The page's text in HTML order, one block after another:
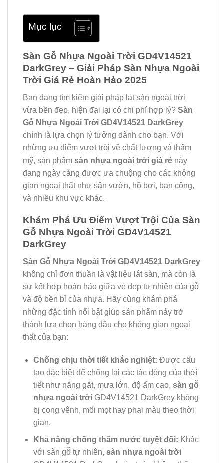
Mục lục
Sàn Gỗ Nhựa Ngoài Trời GD4V14521
DarkGrey – Giải Pháp Sàn Nhựa Ngoài
Trời Giá Rẻ Hoàn Hảo 2025
Bạn đang tìm kiếm giải pháp lát sàn ngoài trời
vừa bền đẹp, hiện đại lại có chi phí hợp lý? Sàn
Gỗ Nhựa Ngoài Trời GD4V14521 DarkGrey
chính là lựa chọn lý tưởng dành cho bạn. Với
những ưu điểm vượt trội về chất lượng và thẩm
mỹ, sản phẩm sàn nhựa ngoài trời giá rẻ này
đang ngày càng được ưa chuộng cho các không
gian ngoại thất như sân vườn, hồ bơi, ban công,
và nhiều khu vực khác.
Khám Phá Ưu Điểm Vượt Trội Của Sàn
Gỗ Nhựa Ngoài Trời GD4V14521
DarkGrey
Sàn Gỗ Nhựa Ngoài Trời GD4V14521 DarkGrey
không chỉ đơn thuần là vật liệu lát sàn, mà còn là
sự kết hợp hoàn hảo giữa vẻ đẹp tự nhiên của gỗ
và độ bền bỉ của nhựa. Hãy cùng khám phá
những đặc tính nổi bật giúp sản phẩm này trở
thành lựa chọn hàng đầu cho không gian ngoại
thất của bạn:
Chống chịu thời tiết khắc nghiệt: Được cấu
tạo đặc biệt để chống lại các tác động của thời
tiết như nắng gắt, mưa lớn, độ ẩm cao, sàn gỗ
nhựa ngoài trờiGD4V14521 DarkGrey không
bị cong vênh, mối mọt hay phai màu theo thời
gian.
Khả năng chống thấm nước tuyệt đối: Khác
với sàn gỗ tự nhiên, sàn nhựa ngoài trời